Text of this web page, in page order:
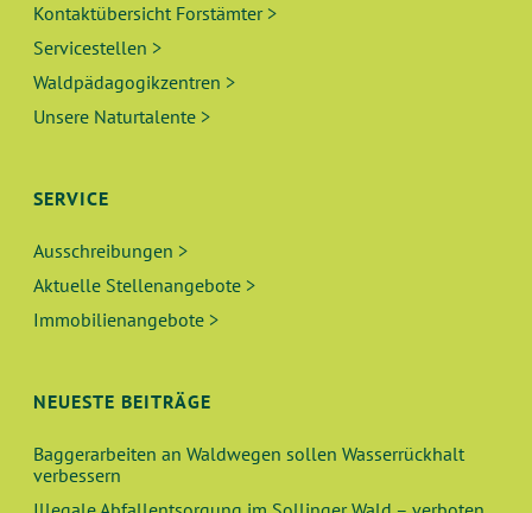
Kontaktübersicht Forstämter >
Servicestellen >
Waldpädagogikzentren >
Unsere Naturtalente >
SERVICE
Ausschreibungen >
Aktuelle Stellenangebote >
Immobilienangebote >
NEUESTE BEITRÄGE
Baggerarbeiten an Waldwegen sollen Wasserrückhalt
verbessern